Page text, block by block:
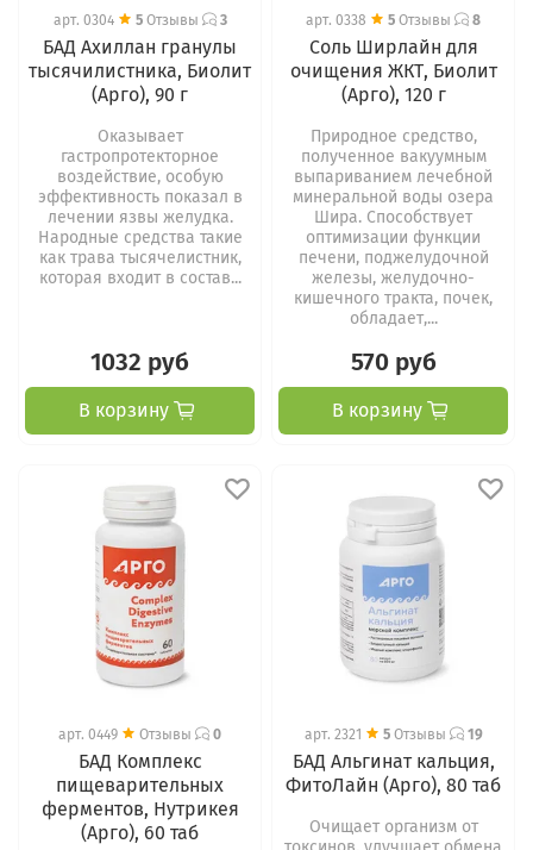
арт. 0304 5Отзывы 3
БАД Ахиллан гранулы
тысячилистника, Биолит
(Арго), 90 г
Оказывает
гастропротекторное
воздействие, особую
эффективность показал в
лечении язвы желудка.
Народные средства такие
как трава тысячелистник,
которая входит в состав...
1032 руб
В корзину
арт. 0338 5 Отзывы 8
Соль Ширлайн для
очищения ЖКТ, Биолит
(Арго), 120 г
Природное средство,
полученное вакуумным
выпариванием лечебной
минеральной воды озера
Шира. Способствует
оптимизации функции
печени, поджелудочной
железы, желудочно-
кишечного тракта, почек,
обладает,...
570 руб
В корзину
арт. 0449 Отзывы 0
БАД Комплекс
пищеварительных
ферментов, Нутрикея
(Арго), 60 таб
арт. 2321 5Отзывы 19
БАД Альгинат кальция,
ФитоЛайн (Арго), 80 таб
Очищает организм от